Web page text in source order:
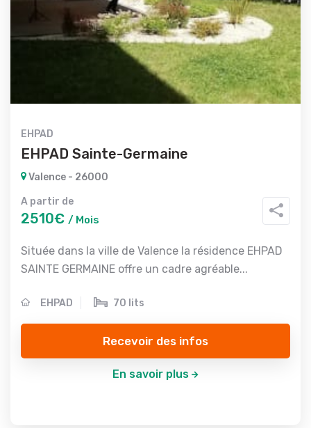
EHPAD
EHPAD Sainte-Germaine
Valence - 26000
A partir de
2510€ / Mois
Située dans la ville de Valence la résidence EHPAD
SAINTE GERMAINE offre un cadre agréable...
EHPAD 70 lits
Recevoir des infos
En savoir plus